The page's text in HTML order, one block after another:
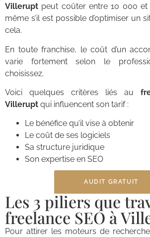
Villerupt peut coûter entre 10 000
même s’il est possible d’optimiser un
cela.
En toute franchise, le coût d’un
varie fortement selon le
choisissez.
Voici quelques critères liés au
Villerupt qui influencent son tarif :
Le bénéfice qu’il vise à obtenir
Le coût de ses logiciels
Sa structure juridique
Son expertise en SEO
AUDIT GRATUIT
Les 3 piliers que
freelance SEO à
Pour attirer les moteurs de